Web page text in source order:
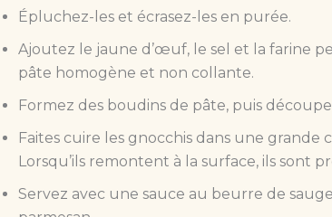
Épluchez-les et écrasez-les en purée.
Ajoutez le jaune d’œuf, le sel et la farine
pâte homogène et non collante.
Formez des boudins de pâte, puis
Faites cuire les gnocchis dans une grande
Lorsqu’ils remontent à la surface, ils sont
Servez avec une sauce au beurre de